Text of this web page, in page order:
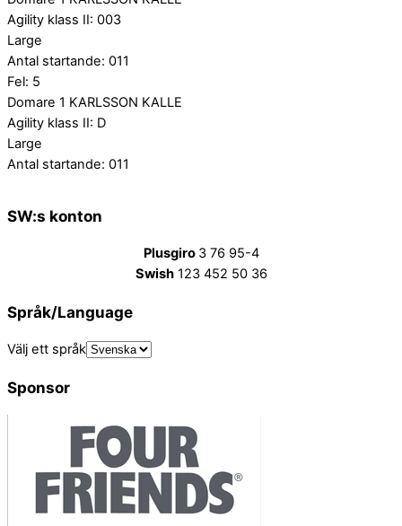
Agility klass II: 003
Large
Antal startande: 011
Fel: 5
Domare 1 KARLSSON KALLE
Agility klass II: D
Large
Antal startande: 011
SW:s konton
Plusgiro 3 76 95-4
Swish123 452 50 36
Språk/Language
Välj ett språk
Sponsor